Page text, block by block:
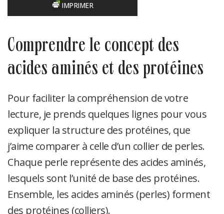
IMPRIMER
comprendre le concept des
acides aminés et des protéines
Pour faciliter la compréhension de votre
lecture, je prends quelques lignes pour vous
expliquer la structure des protéines, que
j’aime comparer à celle d’un collier de perles.
Chaque perle représente des acides aminés,
lesquels sont l’unité de base des protéines.
Ensemble, les acides aminés (perles) forment
des protéines (colliers).